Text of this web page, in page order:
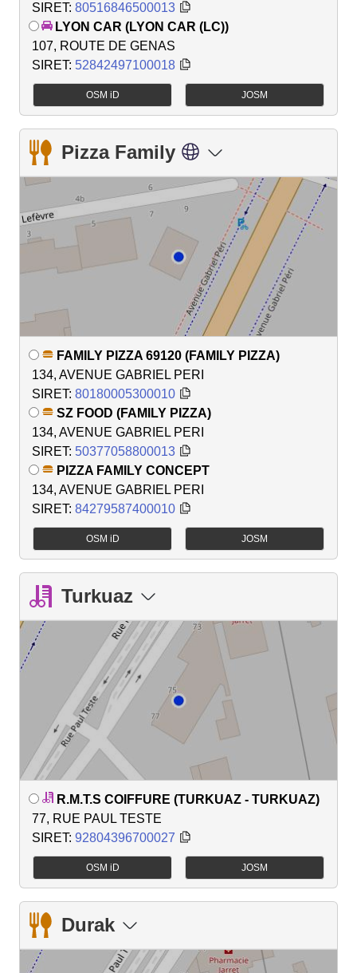
SIRET: 80516846500013
LYON CAR (LYON CAR (LC))
107, ROUTE DE GENAS
SIRET: 52842497100018
OSM iD JOSM
Pizza Family
FAMILY PIZZA 69120 (FAMILY PIZZA)
134, AVENUE GABRIEL PERI
SIRET: 80180005300010
SZ FOOD (FAMILY PIZZA)
134, AVENUE GABRIEL PERI
SIRET: 50377058800013
PIZZA FAMILY CONCEPT
134, AVENUE GABRIEL PERI
SIRET: 84279587400010
OSM iD JOSM
Turkuaz
R.M.T.S COIFFURE (TURKUAZ - TURKUAZ)
77, RUE PAUL TESTE
SIRET: 92804396700027
OSM iD JOSM
Durak